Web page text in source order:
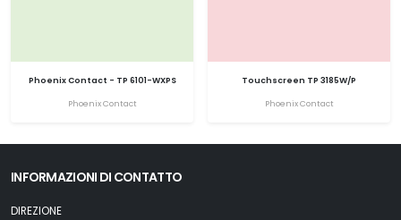
Phoenix Contact - TP 6101-WXPS
Phoenix Contact
Touchscreen TP 3185W/P
Phoenix Contact
INFORMAZIONI DI CONTATTO
DIREZIONE